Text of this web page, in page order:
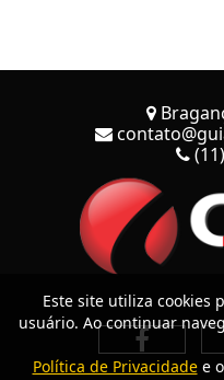
Este site utiliza cookies
usuário. Ao continuar
Política de Privacidadee o